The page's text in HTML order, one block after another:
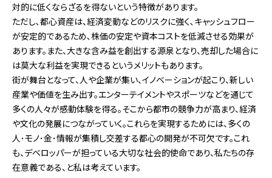
対的に低くならざるを得ないという特徴があります。
ただし､都心資産は、経済変動などのリスクに強く､キャッシュフロー
が安定的であるため､株価の安定や資本コストを低減させる効果が
あります。また、大きな含み益を創出する源泉となり、売却した場合に
は莫大な利益を実現できるというメリットもあります。
街が舞台となって、人や企業が集い、イノベーションが起こり、新しい
産業や価値を生み出す。エンターテイメントやスポーツなどを通じて
多くの人々が感動体験を得る。そこから都市の競争力が高まり、経済
や文化の発展につながっていく。これらを実現するためには、多くの
人･モノ･金･情報が集積し交差する都心の開発が不可欠です。これ
も、デベロッパーが担っている大切な社会的使命であり、私たちの存
在意義である、と私は考えています。